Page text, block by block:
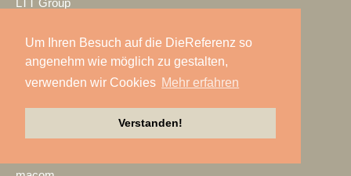
Um Ihren Besuch auf die DieReferenz so
angenehm wie möglich zu gestalten,
verwenden wir Cookies Mehr erfahren
Verstanden!
LTT Group
Lupax
LYNX Media Systems
m.i.b
MA Lighting
Mach Audio